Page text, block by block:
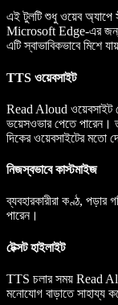
এই টুলটি শুধু ওয়েব
Microsoft Edge-এর
এটি স্বাভাবিকভাবে মিশে
TTS ওয়েবসাইট
Read Aloud ওয়েবসাইট
ভয়েসওভার পেতে
দিকের ওয়েবসাইটের মতো
নিজস্বভাবে কাস্টমাইজ
ব্যবহারকারীরা কণ্ঠ, পড়ার
পারেন।
টেক্সট হাইলাইট
TTS চলার সময় Read
মনোযোগ বাড়াতে সাহায্য